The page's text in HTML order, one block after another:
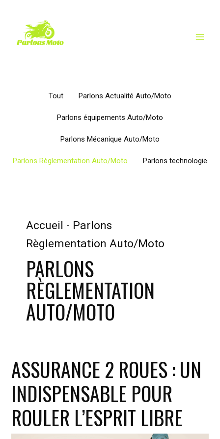
contenu
Tout Parlons Actualité Auto/Moto
Parlons équipements Auto/Moto
Parlons Mécanique Auto/Moto
Parlons Règlementation Auto/Moto Parlons technologie
Accueil - Parlons
Règlementation Auto/Moto
PARLONS
RÈGLEMENTATION
AUTO/MOTO
ASSURANCE 2 ROUES : UN
INDISPENSABLE POUR
ROULER L’ESPRIT LIBRE